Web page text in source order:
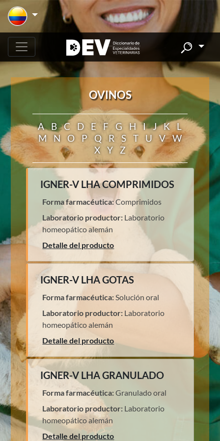
OVINOS
A B C D E F G H I J K
L
M
N O P Q R S T U V
W
X
Y Z
IGNER-V LHA COMPRIMIDOS
Forma farmacéutica:Comprimidos
Laboratorio productor: Laboratorio
homeopático alemán
Detalle del producto
IGNER-V LHA GOTAS
Forma farmacéutica: Solución oral
Laboratorio productor: Laboratorio
homeopático alemán
Detalle del producto
IGNER-V LHA GRANULADO
Forma farmacéutica:Granulado oral
Laboratorio productor: Laboratorio
homeopático alemán
Detalle del producto